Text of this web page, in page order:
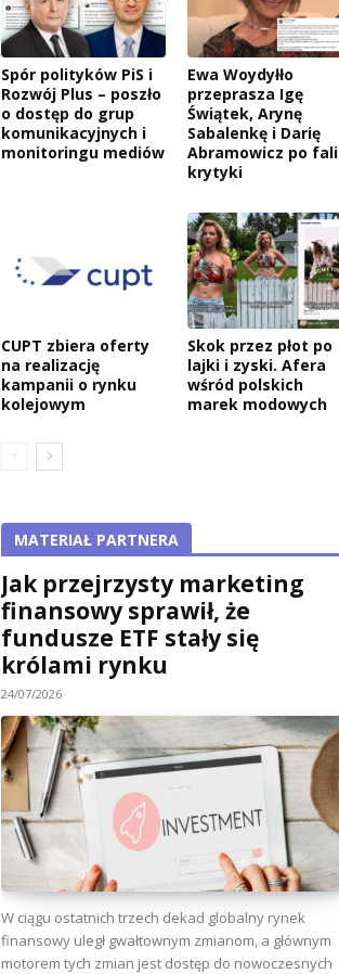
Spór polityków PiS i
Rozwój Plus – poszło
o dostęp do grup
komunikacyjnych i
monitoringu mediów
Ewa Woydyłło
przeprasza Igę
Świątek, Arynę
Sabalenkę i Darię
Abramowicz po fali
krytyki
CUPT zbiera oferty
na realizację
kampanii o rynku
kolejowym
Skok przez płot po
lajki i zyski. Afera
wśród polskich
marek modowych
MATERIAŁ PARTNERA
Jak przejrzysty marketing
finansowy sprawił, że
fundusze ETF stały się
królami rynku
24/07/2026
W ciągu ostatnich trzech dekad globalny rynek
finansowy uległ gwałtownym zmianom, a głównym
motorem tych zmian jest dostęp do nowoczesnych